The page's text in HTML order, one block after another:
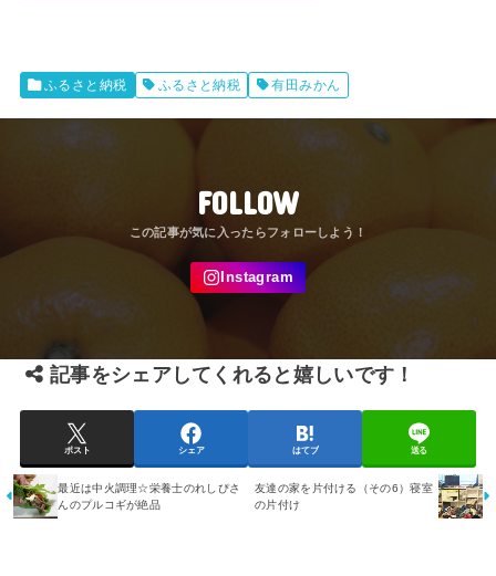
ふるさと納税 ふるさと納税 有田みかん
FOLLOW
記事をシェアしてくれると嬉しいです！
ポスト シェア はてブ 送る
最近は中火調理☆栄養士のれしぴさ
んのプルコギが絶品
友達の家を片付ける（その6）寝室
の片付け